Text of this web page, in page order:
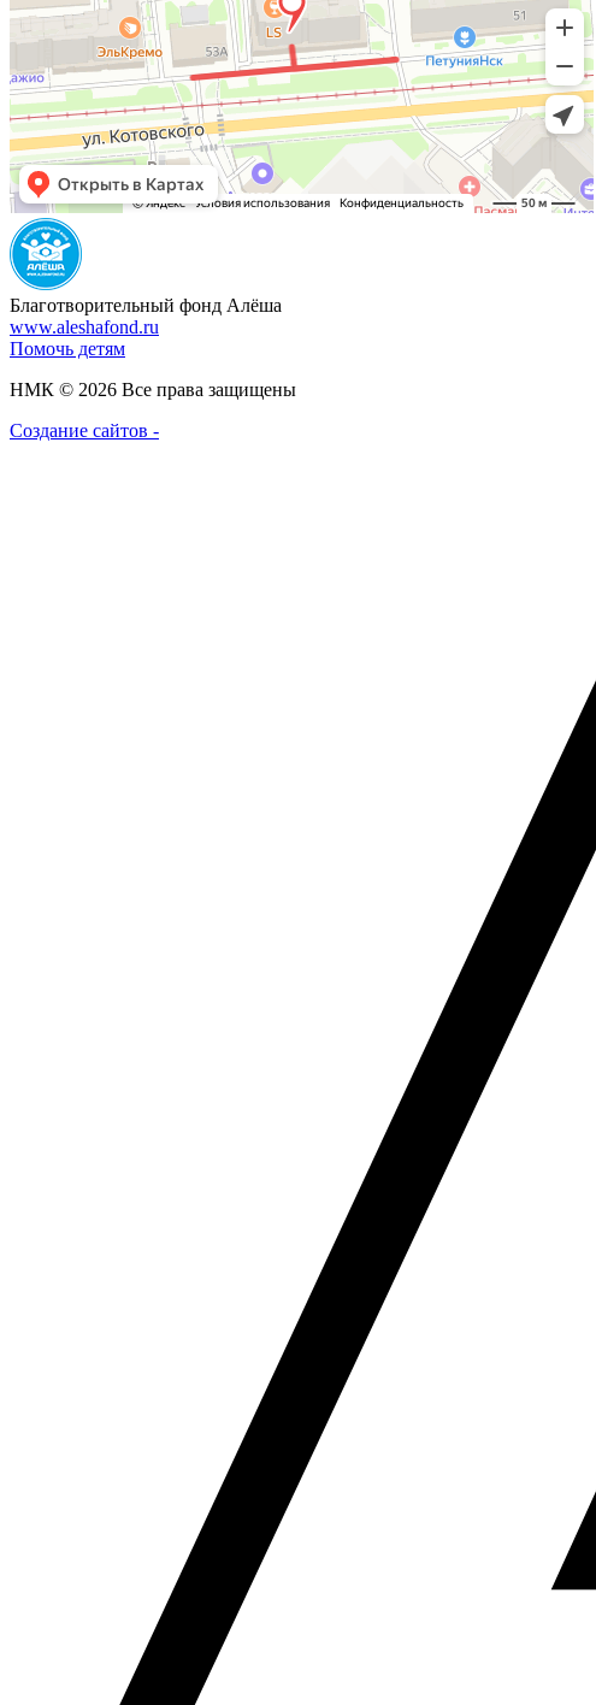
Благотворительный фонд Алёша
www.aleshafond.ru
Помочь детям
НМК © 2026 Все права защищены
Создание сайтов -